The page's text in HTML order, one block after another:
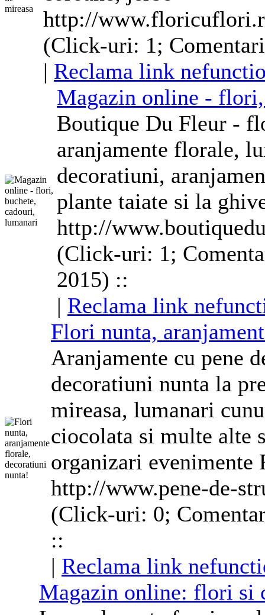
http://
(Click-uri: 1;
| Reclama link
Magazin online -
Boutique Du Fleur -
aranjamente florale,
decoratiuni,
plante taiate si la
http://
(Click-uri: 1;
2015) ::
| Reclama link
Flori nunta,
Aranjamente cu pene
decoratiuni nunta la
mireasa, lumanari
ciocolata si multe alte
organizari evenimente
http://www.pene-de-
(Click-uri: 0;
::
| Reclama link
Magazin online: flori si